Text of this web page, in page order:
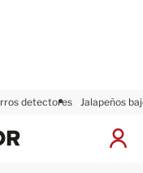
detectores Jalapeños
I
x